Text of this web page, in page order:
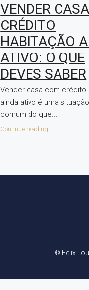
VENDER
CRÉDITO
HABITAÇÃO
ATIVO: O QUE
DEVES SABER
Vender casa com crédito
ainda ativo é uma
comum do que...
Continue reading
© Félix